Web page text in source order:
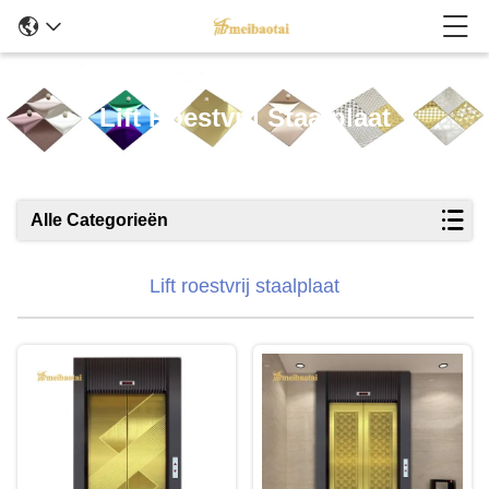
Lift Roestvrij Staalplaat
Alle Categorieën
Lift roestvrij staalplaat